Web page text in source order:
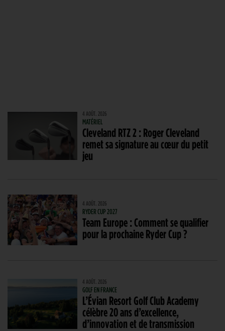
4 AOÛT. 2026
MATÉRIEL
Cleveland RTZ 2 : Roger Cleveland
remet sa signature au cœur du petit
jeu
4 AOÛT. 2026
RYDER CUP 2027
Team Europe : Comment se qualifier
pour la prochaine Ryder Cup ?
4 AOÛT. 2026
GOLF EN FRANCE
L’Évian Resort Golf Club Academy
célèbre 20 ans d’excellence,
d’innovation et de transmission